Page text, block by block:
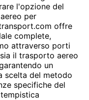
l'opzione del
per
offre
complete,
attraverso porti
il trasporto aereo
un
scelta del metodo
specifiche del